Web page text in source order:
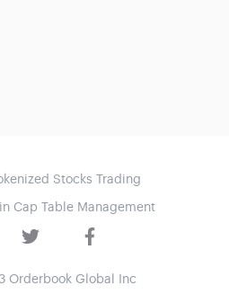
Stocks Trading
Cap Table Management
Orderbook Global Inc